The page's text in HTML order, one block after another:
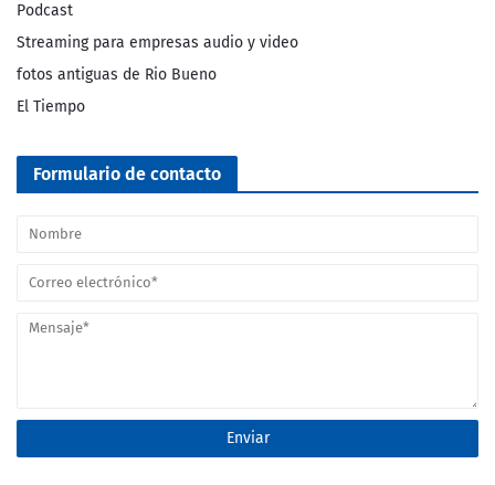
Podcast
Streaming para empresas audio y video
fotos antiguas de Rio Bueno
El Tiempo
Formulario de contacto